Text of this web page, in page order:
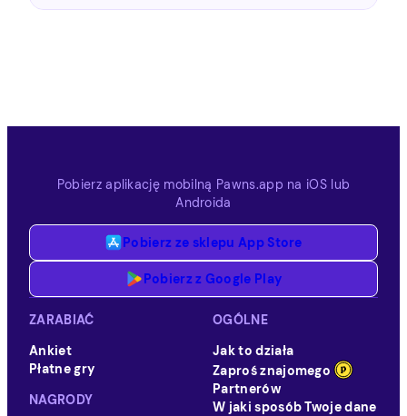
Pobierz aplikację mobilną Pawns.app na iOS lub
Androida
Pobierz ze sklepu App Store
Pobierz z Google Play
ZARABIAĆ
Ankiet
Płatne gry
NAGRODY
OGÓLNE
Jak to działa
Zaproś znajomego
Partnerów
W jaki sposób Twoje dane